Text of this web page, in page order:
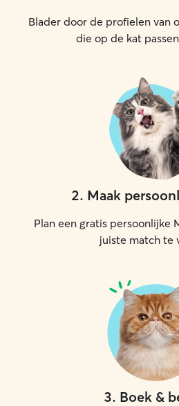
Blader door de profielen van
die op de kat
2. Maak
Plan een gratis persoonlijke
juiste match te
3. Boek &